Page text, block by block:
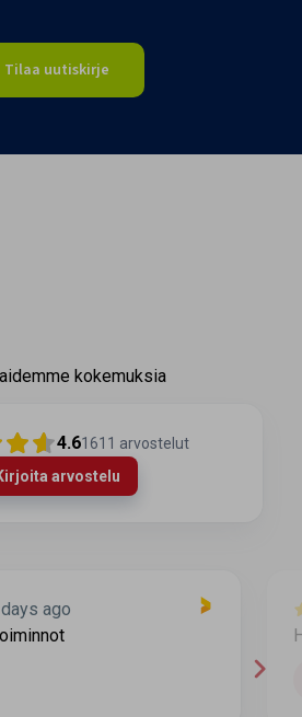
Tilaa uutiskirje
kokemuksia
4.61611 arvostelut
arvostelu
ago